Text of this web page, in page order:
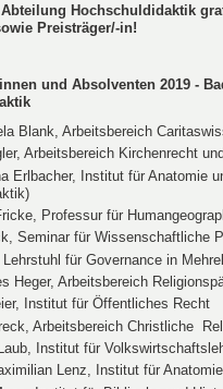
Abteilung Hochschuldidaktik
Preisträger/-in!
und Absolventen 2019 -
Blank, Arbeitsbereich
Arbeitsbereich Kirchenrecht
Erlbacher, Institut für Anatomie
Professur für
Seminar für Wissenschaftliche
für Governance in
Heger, Arbeitsbereich
Institut für Öffentliches Recht
Arbeitsbereich Christliche
Institut für
Lenz, Institut für